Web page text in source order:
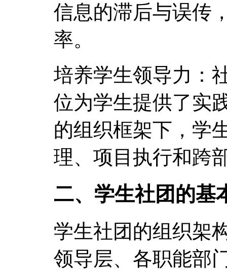
信息的滞后与误传
率。
培养学生领导力：
位为学生提供了实
的组织框架下，学
理、项目执行和跨
二、学生社团的基
学生社团的组织架
领导层、各职能部